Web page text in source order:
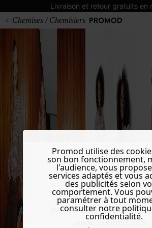
Livraison et retour gratuits en
Do you want to be
www.promod.com ?
Chemises / Chemisiers
Promod utilise des
son bon fonctionnement,
l'audience, vous
services adaptés et vous
des publicités selon
comportement. Vous
paramétrer à tout
consulter notre
confidentialité.